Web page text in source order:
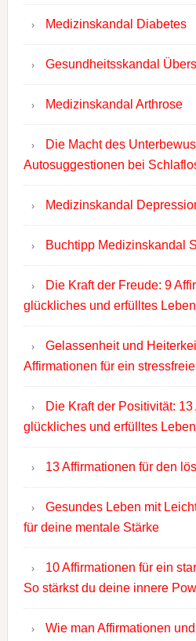
Medizinskandal Diabetes
Gesundheitsskandal
Medizinskandal Arthrose
Die Macht des
Autosuggestionen bei
Medizinskandal
Buchtipp Medizinskandal
Die Kraft der Freude: 9
glückliches und erfülltes Leben
Gelassenheit und
Affirmationen für ein
Die Kraft der Positivität:
glückliches und erfülltes Leben
13 Affirmationen für den
Gesundes Leben mit
für deine mentale Stärke
10 Affirmationen für ein
So stärkst du deine innere
Wie man Affirmationen